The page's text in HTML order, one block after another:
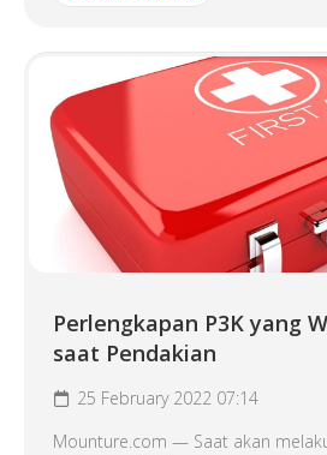
Perlengkapan P3K yang
saat Pendakian
25 February 2022 07:14
Mounture.com — Saat akan